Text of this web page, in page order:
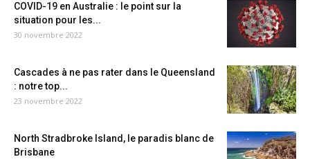
COVID-19 en Australie : le point sur la
situation pour les...
30 novembre 2022
Cascades à ne pas rater dans le Queensland
: notre top...
23 novembre 2022
North Stradbroke Island, le paradis blanc de
Brisbane